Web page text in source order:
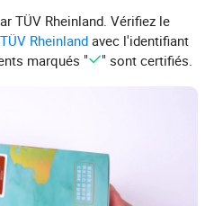
TÜV Rheinland. Vérifiez le
Rheinland avec l'identifiant
marqués " " sont certifiés.